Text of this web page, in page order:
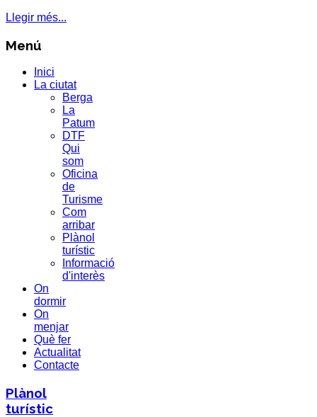
Llegir més...
Menú
Inici
La ciutat
Berga
La
Patum
DTF
Qui
som
Oficina
de
Turisme
Com
arribar
Plànol
turístic
Informació
d'interès
On
dormir
On
menjar
Què fer
Actualitat
Contacte
Plànol
turístic